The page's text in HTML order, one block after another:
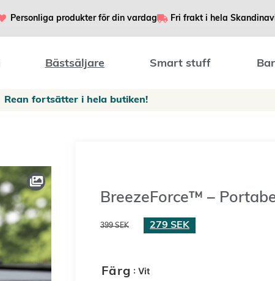
Personliga produkter för din vardag Fri frakt i hela
Bästsäljare Smart stuff
Rean fortsätter i hela butiken!
BreezeForce™ –
399SEK 279 SEK
Färg : Vit